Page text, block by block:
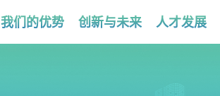
我们的优势 创新与未来 人才发展